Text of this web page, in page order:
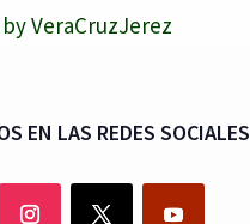
VeraCruzJerez
EN LAS REDES SOCIALES